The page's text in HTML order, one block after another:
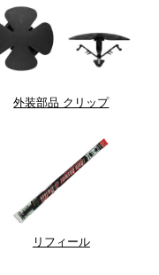
外装部品 クリップ
リフィール